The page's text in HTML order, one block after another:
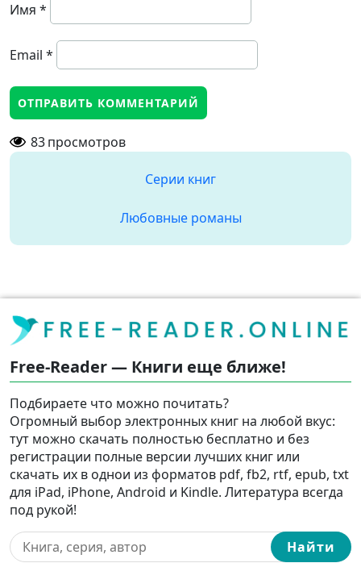
Имя *
Email *
83просмотров
Серии книг
Любовные романы
Free-Reader — Книги еще ближе!
Подбираете что можно почитать?
Огромный выбор электронных книг на любой вкус:
тут можно скачать полностью бесплатно и без
регистрации полные версии лучших книг или
скачать их в однои из форматов pdf, fb2, rtf, epub, txt
для iPad, iPhone, Android и Kindle. Литература всегда
под рукой!
Найти